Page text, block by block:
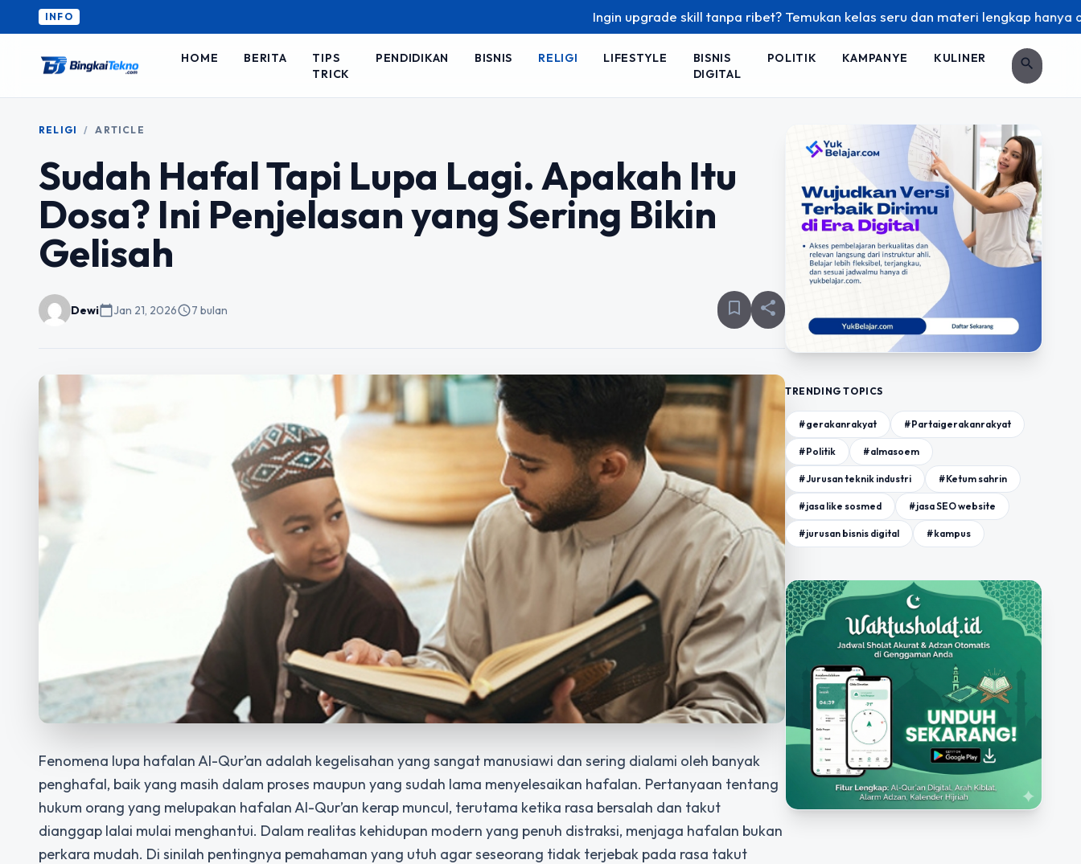
INFO Ingin upgrade skill tanpa ribet? Temukan kelas seru dan materi lengkap hanya di
HOME BERITA
TIPS
TRICK
PENDIDIKAN BISNIS RELIGI LIFESTYLE
BISNIS
DIGITAL
POLITIK KAMPANYE KULINER search
RELIGI / ARTICLE
Sudah Hafal Tapi Lupa Lagi. Apakah Itu
Dosa? Ini Penjelasan yang Sering Bikin
Gelisah
Dewicalendar_todayJan 21, 2026schedule7 bulan bookmark_border share
Fenomena lupa hafalan Al-Qur’an adalah kegelisahan yang sangat manusiawi dan sering dialami oleh banyak
penghafal, baik yang masih dalam proses maupun yang sudah lama menyelesaikan hafalan. Pertanyaan tentang
hukum orang yang melupakan hafalan Al-Qur’an kerap muncul, terutama ketika rasa bersalah dan takut
dianggap lalai mulai menghantui. Dalam realitas kehidupan modern yang penuh distraksi, menjaga hafalan bukan
perkara mudah. Di sinilah pentingnya pemahaman yang utuh agar seseorang tidak terjebak pada rasa takut
TRENDING TOPICS
#gerakanrakyat #Partaigerakanrakyat
#Politik #almasoem
#Jurusan teknik industri #Ketum sahrin
#jasa like sosmed #jasa SEO website
#jurusan bisnis digital #kampus